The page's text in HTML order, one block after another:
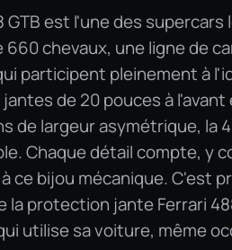
GTB est l'une des
660 chevaux, une ligne de
participent pleinement à
de 20 pouces à
de largeur asymétrique, la
Chaque détail compte, y
ce bijou mécanique. C'est
la protection jante Ferrari
utilise sa voiture, même